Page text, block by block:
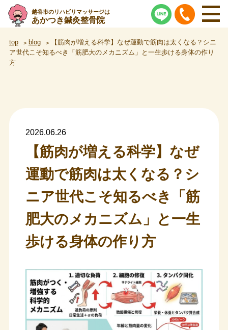
越谷市のリハビリマッサージは
あかつき鍼灸整骨院
top blog
【筋肉が増える科学】なぜ運動で筋肉は太くなる？シニ
ア世代こそ知るべき「筋肥大のメカニズム」と一生歩ける身体の作り
方
2026.06.26
【筋肉が増える科学】なぜ
運動で筋肉は太くなる？シ
ニア世代こそ知るべき「筋
肥大のメカニズム」と一生
歩ける身体の作り方